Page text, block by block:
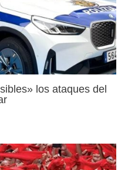
los ataques del